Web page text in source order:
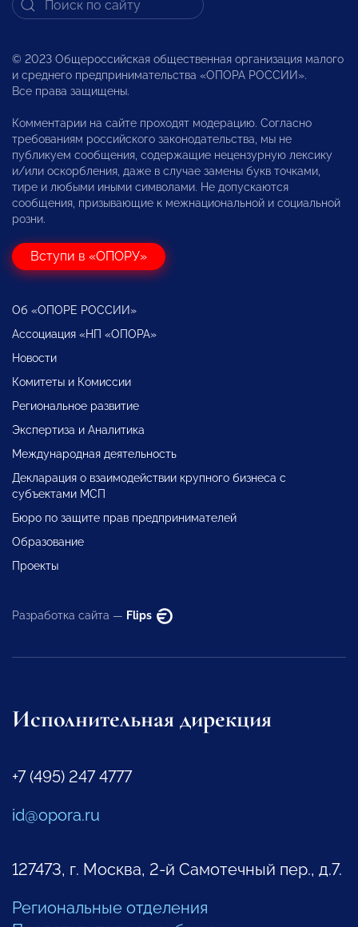
© 2023 Общероссийская общественная организация малого
и среднего предпринимательства «ОПОРА РОССИИ».
Все права защищены.
Комментарии на сайте проходят модерацию. Согласно
требованиям российского законодательства, мы не
публикуем сообщения, содержащие нецензурную лексику
и/или оскорбления, даже в случае замены букв точками,
тире и любыми иными символами. Не допускаются
сообщения, призывающие к межнациональной и социальной
розни.
Вступи в «ОПОРУ»
Об «ОПОРЕ РОССИИ»
Ассоциация «НП «ОПОРА»
Новости
Комитеты и Комиссии
Региональное развитие
Экспертиза и Аналитика
Международная деятельность
Декларация о взаимодействии крупного бизнеса с
субъектами МСП
Бюро по защите прав предпринимателей
Образование
Проекты
Разработка сайта — Flips
Исполнительная дирекция
+7 (495) 247 4777
id@opora.ru
127473, г. Москва, 2-й Самотечный пер., д.7.
Региональные отделения